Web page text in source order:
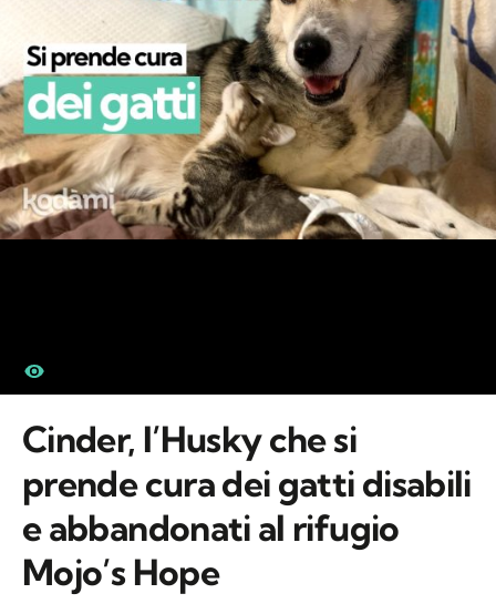
Cinder, l’Husky che si
prende cura dei gatti disabili
e abbandonati al rifugio
Mojo’s Hope